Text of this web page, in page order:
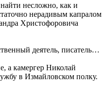
несложно, как и
нерадивым капралом
Христофоровича
деятель, писатель…
а камергер Николай
в Измайловском полку.